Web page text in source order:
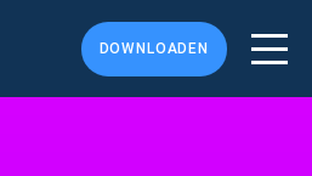
DOWNLOADEN